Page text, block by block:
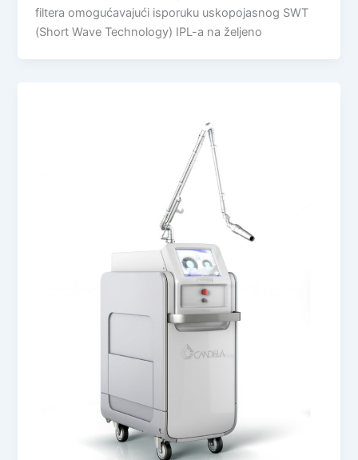
filtera omogućavajući isporuku uskopojasnog SWT
(Short Wave Technology) IPL-a na željeno